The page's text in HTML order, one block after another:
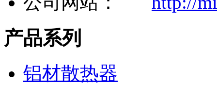
产品系列
铝材散热器